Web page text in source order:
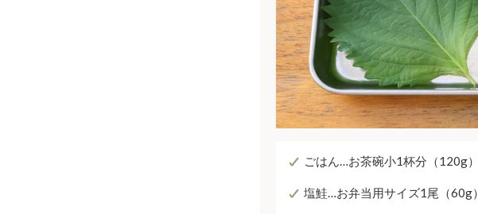
ごはん…お茶碗小1杯分（120g）
塩鮭…お弁当用サイズ1尾（60g）